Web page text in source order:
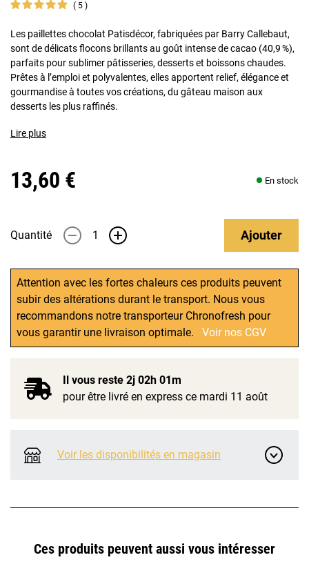
5
Les paillettes chocolat Patisdécor, fabriquées par Barry Callebaut,
sont de délicats flocons brillants au goût intense de cacao (40,9 %),
parfaits pour sublimer pâtisseries, desserts et boissons chaudes.
Prêtes à l’emploi et polyvalentes, elles apportent relief, élégance et
gourmandise à toutes vos créations, du gâteau maison aux
desserts les plus raffinés.
Lire plus
13,60 € En stock
Quantité - + Ajouter
Attention avec les fortes chaleurs ces produits peuvent
subir des altérations durant le transport. Nous vous
recommandons notre transporteur Chronofresh pour
vous garantir une livraison optimale.
Voir nos CGV
Il vous reste 2j 02h 01m
pour être livré en express ce mardi 11 août
Voir les disponibilités en magasin
Ces produits peuvent aussi vous intéresser